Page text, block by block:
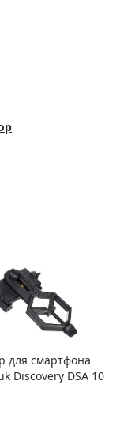
для смартфона
Discovery DSA 10